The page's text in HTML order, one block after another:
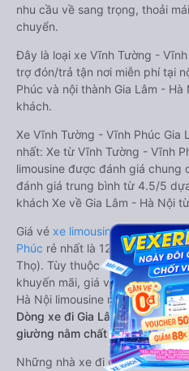
nhu cầu về sang trọng, thoải
chuyển.
Đây là loại xe Vĩnh Tường -
trợ đón/trả tận nơi miễn phí tại
Phúc và nội thành Gia Lâm -
khách.
Xe Vĩnh Tường - Vĩnh Phúc Gia
nhất: Xe từ Vĩnh Tường - Vĩnh
limousine được đánh giá chung
đánh giá trung bình từ 4.5/5
khách Xe về Gia Lâm - Hà Nội
Giá vé xe limousine đi Gia Lâm
Phúc rẻ nhất là 120000VND
Thọ). Tùy thuộc vào vị trí ngồi
khuyến mãi, giá vé Xe Vĩnh
Hà Nội limousine này có thể sẽ
Dòng xe đi Gia Lâm - Hà Nội
giường nằm chất lượng cao:
Những nhà xe đi Gia Lâm - Hà